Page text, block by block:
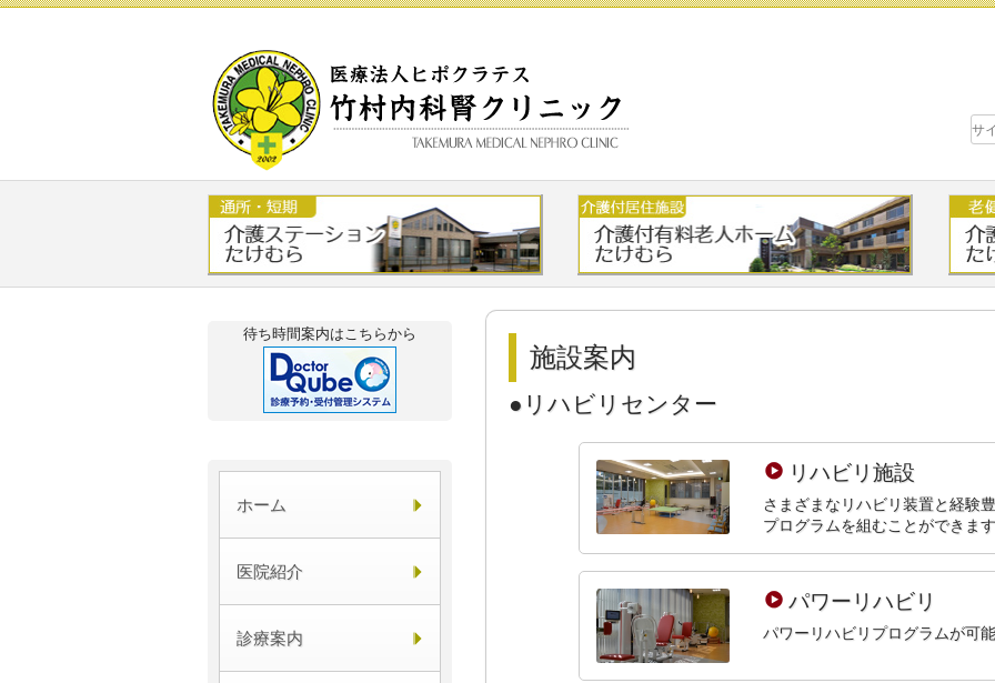
Skip to content
待ち時間案内はこちらから
ホーム
医院紹介
診療案内
施設案内
リハビリセンター
リハビリ施設
さまざまなリハビリ装置と経験
プログラムを組むことができま
パワーリハビリ
パワーリハビリプログラムが可